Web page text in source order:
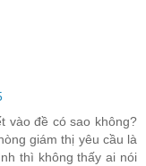
vào đề có sao không?
giám thị yêu cầu là
thì không thấy ai nói